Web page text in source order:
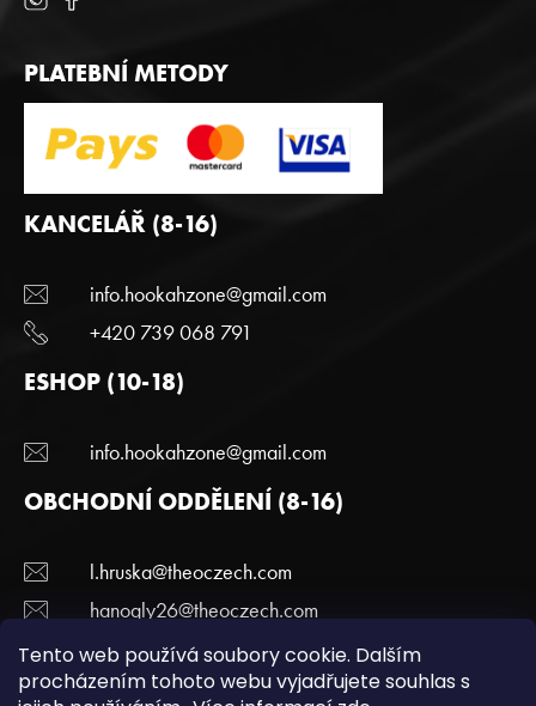
Tento web používá soubory cookie. Dalším
procházením tohoto webu vyjadřujete souhlas s
PLATEBNÍ METODY
KANCELÁŘ (8-16)
info.hookahzone@gmail.com
+420 739 068 791
ESHOP (10-18)
info.hookahzone@gmail.com
OBCHODNÍ ODDĚLENÍ (8-16)
l.hruska@theoczech.com
hanogly26@theoczech.com
+420 774 395 836